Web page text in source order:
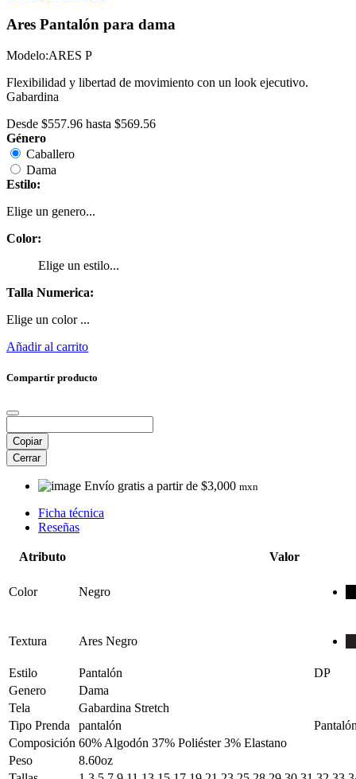
Ares Pantalón para dama
Modelo:ARES P
Flexibilidad y libertad de movimiento con un look ejecutivo.
Gabardina
Desde $557.96 hasta $569.56
Género
Caballero
Dama
Estilo:
Elige un genero...
Color:
Elige un estilo...
Talla Numerica:
Elige un color ...
Añadir al carrito
Compartir producto
Copiar
Cerrar
Envío gratis a partir de $3,000 mxn
Ficha técnica
Reseñas
Atributo Valor
Color Negro
Textura Ares Negro
Estilo Pantalón
DP
Genero
Dama
Tela
Gabardina Stretch
Tipo Prenda
pantalón
Composición 60% Algodón 37% Poliéster 3% Elastano
Peso
8.60oz